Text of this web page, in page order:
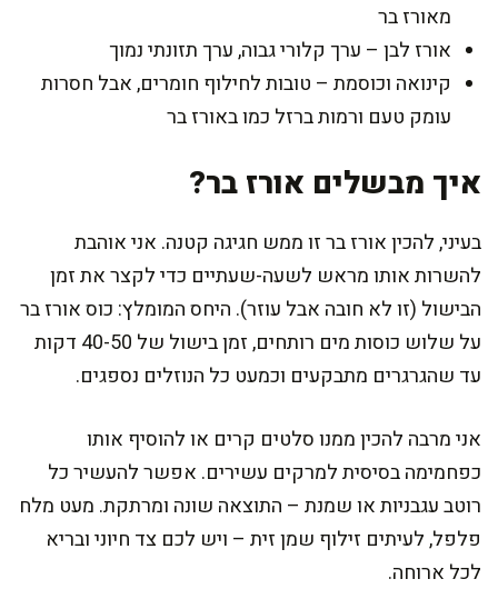
מאורז בר
אורז לבן – ערך קלורי גבוה, ערך תזונתי נמוך
קינואה וכוסמת – טובות לחילוף חומרים, אבל חסרות
עומק טעם ורמות ברזל כמו באורז בר
איך מבשלים אורז בר?
בעיני, להכין אורז בר זו ממש חגיגה קטנה. אני אוהבת
להשרות אותו מראש לשעה-שעתיים כדי לקצר את זמן
הבישול (זו לא חובה אבל עוזר). היחס המומלץ: כוס אורז בר
על שלוש כוסות מים רותחים, זמן בישול של 40-50 דקות
עד שהגרגרים מתבקעים וכמעט כל הנוזלים נספגים.
אני מרבה להכין ממנו סלטים קרים או להוסיף אותו
כפחמימה בסיסית למרקים עשירים. אפשר להעשיר כל
רוטב עגבניות או שמנת – התוצאה שונה ומרתקת. מעט מלח
פלפל, לעיתים זילוף שמן זית – ויש לכם צד חיוני ובריא
לכל ארוחה.